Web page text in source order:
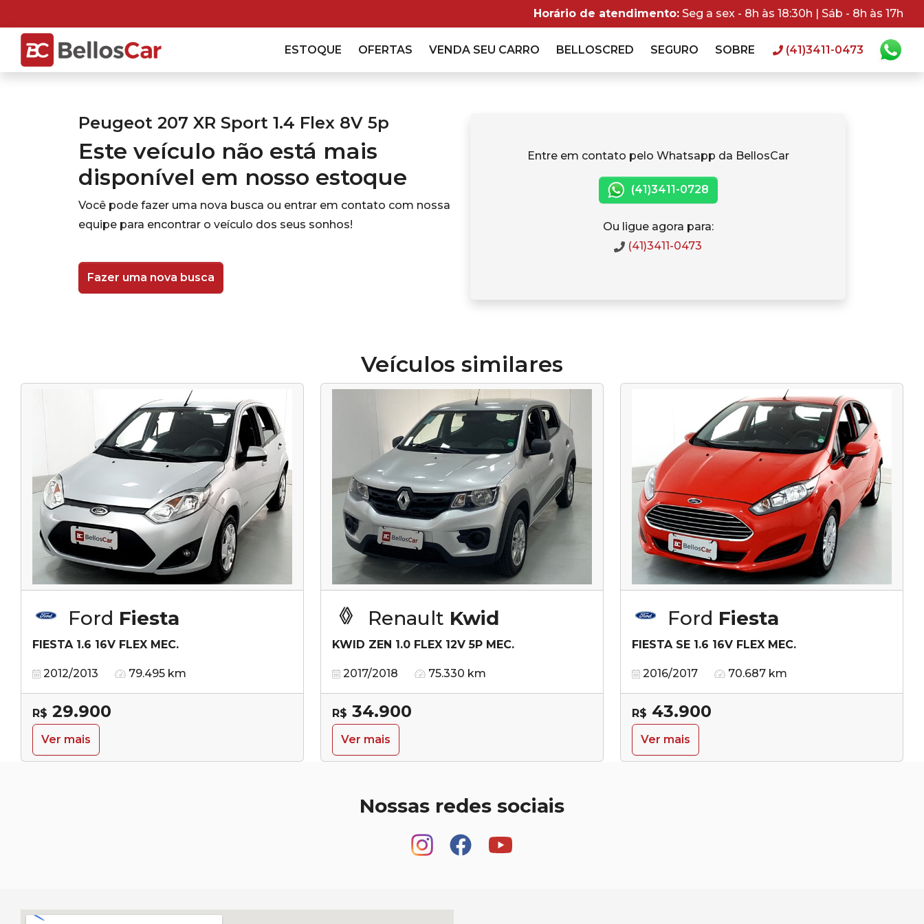
Horário de atendimento: Seg a sex - 8h às 18:30h | Sáb - 8h às 17h
ESTOQUE OFERTAS VENDA SEU CARRO BELLOSCRED SEGURO SOBRE (41)3411-0473
Peugeot 207 XR Sport 1.4 Flex 8V 5p
Este veículo não está mais
disponível em nosso estoque
Você pode fazer uma nova busca ou entrar em contato com nossa
equipe para encontrar o veículo dos seus sonhos!
Fazer uma nova busca
Entre em contato pelo Whatsapp da BellosCar
(41)3411-0728
Ou ligue agora para:
(41)3411-0473
Veículos similares
Ford Fiesta
FIESTA 1.6 16V FLEX MEC.
2012/2013 79.495 km
R$ 29.900
Ver mais
Renault Kwid
KWID ZEN 1.0 FLEX 12V 5P MEC.
2017/2018 75.330 km
R$ 34.900
Ver mais
Ford Fiesta
FIESTA SE 1.6 16V FLEX MEC.
2016/2017 70.687 km
R$ 43.900
Ver mais
Nossas redes sociais